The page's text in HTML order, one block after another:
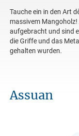
Tauche ein in den Art
massivem
aufgebracht und sind
die Griffe und das
gehalten wurden.
Assuan